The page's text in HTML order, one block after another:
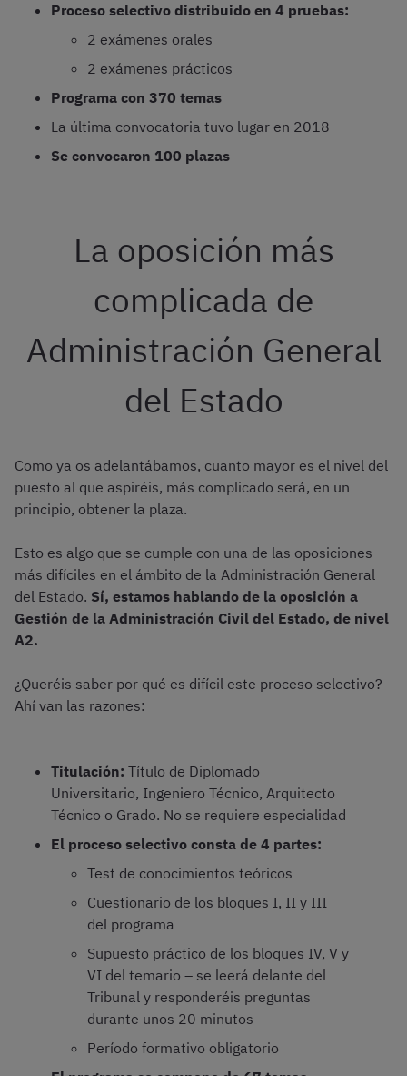
Proceso selectivo distribuido en 4 pruebas:
2 exámenes orales
2 exámenes prácticos
Programa con 370 temas
La última convocatoria tuvo lugar en 2018
Se convocaron 100 plazas
La oposición más
complicada de
Administración General
del Estado
Como ya os adelantábamos, cuanto mayor es el nivel del
puesto al que aspiréis, más complicado será, en un
principio, obtener la plaza.
Esto es algo que se cumple con una de las oposiciones
más difíciles en el ámbito de la Administración General
del Estado. Sí, estamos hablando de la oposición a
Gestión de la Administración Civil del Estado, de nivel
A2.
¿Queréis saber por qué es difícil este proceso selectivo?
Ahí van las razones:
Titulación: Título de Diplomado
Universitario, Ingeniero Técnico, Arquitecto
Técnico o Grado. No se requiere especialidad
El proceso selectivo consta de 4 partes:
Test de conocimientos teóricos
Cuestionario de los bloques I, II y III
del programa
Supuesto práctico de los bloques IV, V y
VI del temario – se leerá delante del
Tribunal y responderéis preguntas
durante unos 20 minutos
Período formativo obligatorio